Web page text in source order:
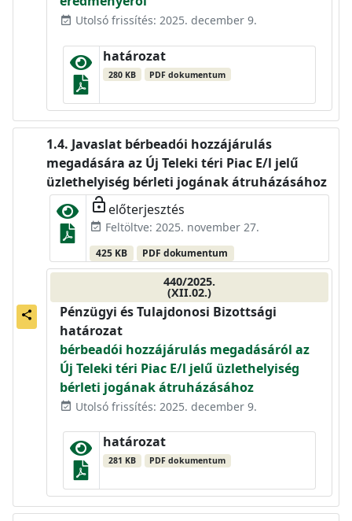
event_available Utolsó frissítés: 2025. december 9.
határozat
280 KB PDF dokumentum
share
Javaslat bérbeadói hozzájárulás
megadására az Új Teleki téri Piac E/l jelű
üzlethelyiség bérleti jogának átruházásához
lock_open előterjesztés
event_available Feltöltve: 2025. november 27.
425 KB PDF dokumentum
440/2025.
(XII.02.)
Pénzügyi és Tulajdonosi Bizottsági
határozat
bérbeadói hozzájárulás megadásáról az
Új Teleki téri Piac E/l jelű üzlethelyiség
bérleti jogának átruházásához
event_available Utolsó frissítés: 2025. december 9.
határozat
281 KB PDF dokumentum